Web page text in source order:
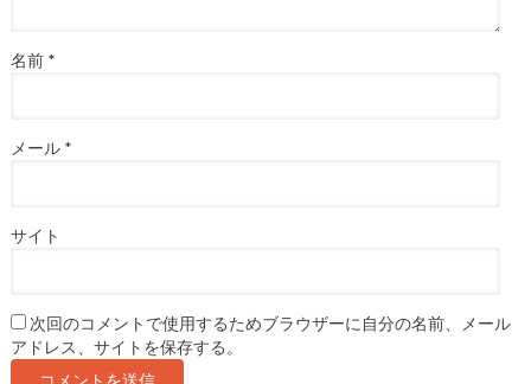
名前 *
メール *
サイト
次回のコメントで使用するためブラウザーに自分の名前、メール
アドレス、サイトを保存する。